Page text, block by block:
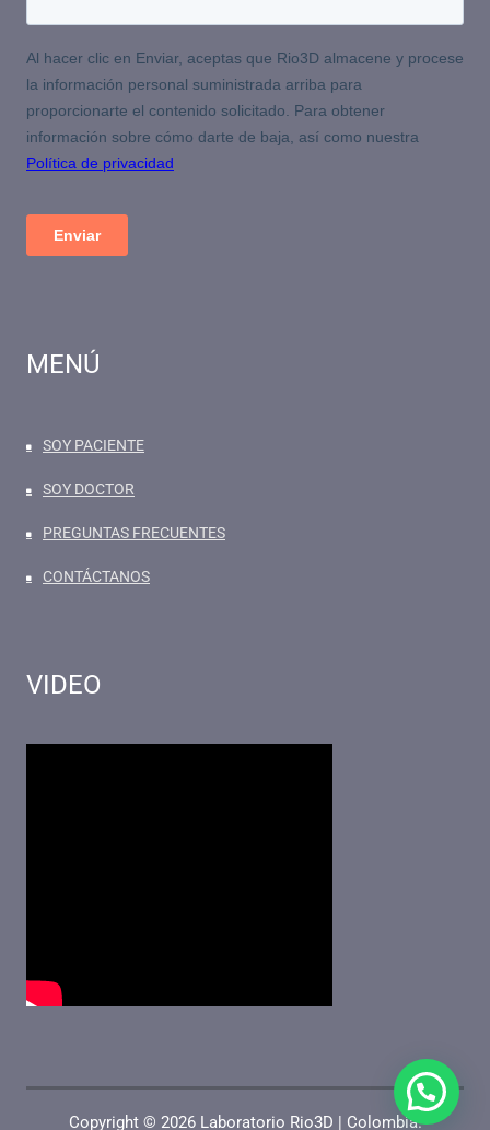
MENÚ
SOY PACIENTE
SOY DOCTOR
PREGUNTAS FRECUENTES
CONTÁCTANOS
VIDEO
Copyright © 2026 Laboratorio Rio3D | Colombia.